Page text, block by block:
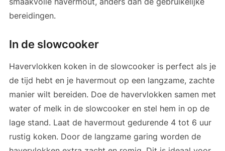
bereidingen.
In de slowcooker
Havervlokken koken in de slowcooker is perfect als je
de tijd hebt en je havermout op een langzame, zachte
manier wilt bereiden. Doe de havervlokken samen met
water of melk in de slowcooker en stel hem in op de
lage stand. Laat de havermout gedurende 4 tot 6 uur
rustig koken. Door de langzame garing worden de